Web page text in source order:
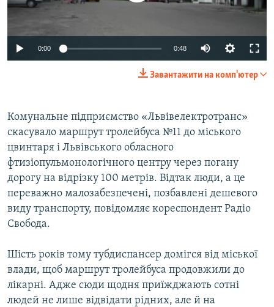
ВІДЕОУРОКИ «ELIFBE»
СВІДЧЕННЯ ОКУПАЦІЇ
УКРАЇНСЬКА ПРОБЛЕМА КРИМУ
Русский
Qırımtatar
Усі сайти RFE/RL
0:00 0:48
Завантажити на комп'ютер
Комунальне підприємство «Львівелектротранс»
скасувало маршрут тролейбуса №11 до міського
цвинтаря і Львівського обласного
фтизіопульмонологічного центру через погану
дорогу на відрізку 100 метрів. Відтак люди, а це
переважно малозабезпечені, позбавлені дешевого
виду транспорту, повідомляє кореспондент Радіо
Свобода.
Шість років тому тубдиспансер домігся від міської
влади, щоб маршрут тролейбуса продовжили до
лікарні. Адже сюди щодня приїжджають сотні
людей не лише відвідати рідних, але й на